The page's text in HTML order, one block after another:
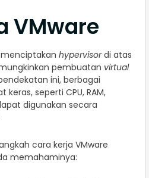
VMware
hypervisordi atas
pembuatan virtual
ini, berbagai
seperti CPU, RAM,
digunakan secara
cara kerja VMware
memahaminya: